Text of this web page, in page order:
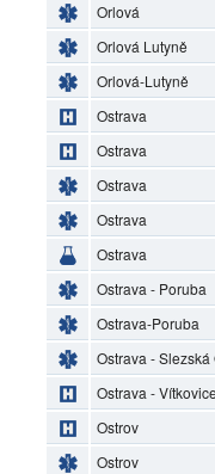
Orlová
Orlová Lutyně
Orlová-Lutyně
Ostrava
Ostrava
Ostrava
Ostrava
Ostrava
Ostrava - Poruba
Ostrava-Poruba
Ostrava - Slezská
Ostrava -
Ostrov
Ostrov